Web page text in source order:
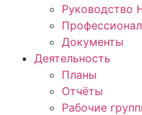
Руководство
Документы
Деятельность
Планы
Отчёты
Рабочие